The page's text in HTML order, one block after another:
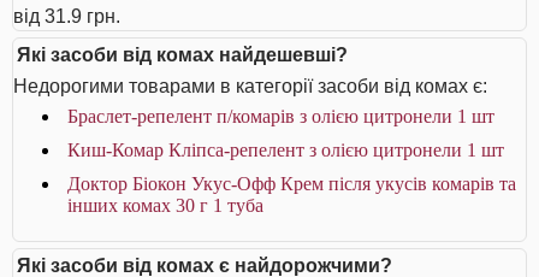
від 31.9 грн.
Які засоби від комах найдешевші?
Недорогими товарами в категорії засоби від комах є:
Браслет-репелент п/комарів з олією цитронели 1 шт
Киш-Комар Кліпса-репелент з олією цитронели 1 шт
Доктор Біокон Укус-Офф Крем після укусів комарів та
інших комах 30 г 1 туба
Які засоби від комах є найдорожчими?